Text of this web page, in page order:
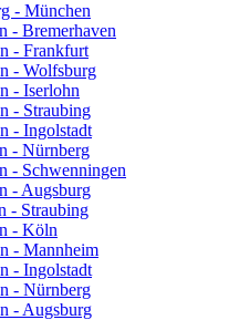
- München
- Bremerhaven
- Frankfurt
- Wolfsburg
- Iserlohn
- Straubing
- Ingolstadt
- Nürnberg
- Schwenningen
- Augsburg
- Straubing
- Köln
- Mannheim
- Ingolstadt
- Nürnberg
- Augsburg